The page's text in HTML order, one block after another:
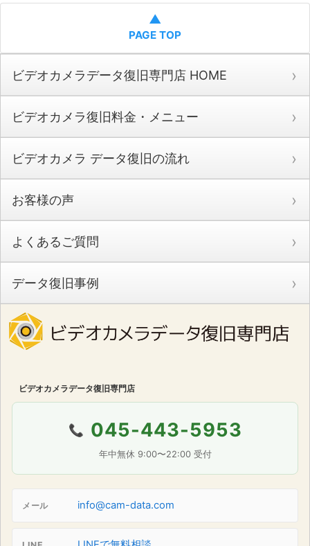
▲
PAGE TOP
ビデオカメラデータ復旧専門店 HOME
ビデオカメラ復旧料金・メニュー
ビデオカメラ データ復旧の流れ
お客様の声
よくあるご質問
データ復旧事例
ビデオカメラデータ復旧専門店
📞 045-443-5953
年中無休 9:00〜22:00 受付
メール info@cam-data.com